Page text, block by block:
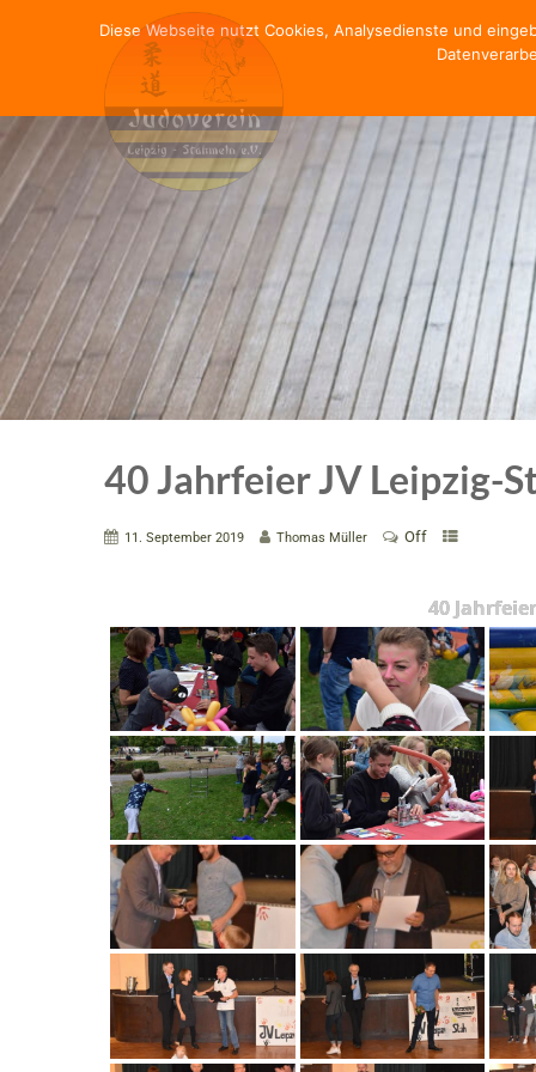
40 Jahrfeier JV Leipzig-
11. September 2019 Thomas Müller Off
40
Diese Webseite nutzt Cookies, Analysedienste und